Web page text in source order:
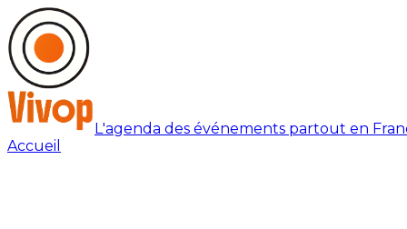
L'agenda des événements partout en
Accueil